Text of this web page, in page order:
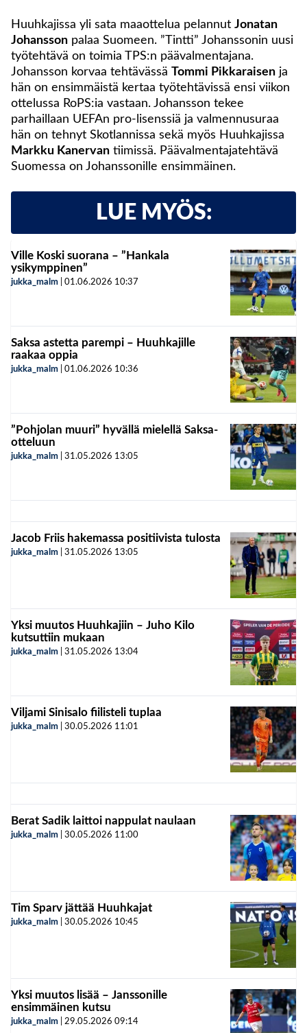
Huuhkajissa yli sata maaottelua pelannut Jonatan
Johansson palaa Suomeen. ”Tintti” Johanssonin uusi
työtehtävä on toimia TPS:n päävalmentajana.
Johansson korvaa tehtävässä
Tommi Pikkaraisen ja
hän on ensimmäistä kertaa työtehtävissä ensi viikon
ottelussa RoPS:ia vastaan. Johansson tekee
parhaillaan UEFAn pro-lisenssiä ja valmennusuraa
hän on tehnyt Skotlannissa sekä myös Huuhkajissa
Markku Kanervan tiimissä. Päävalmentajatehtävä
Suomessa on Johanssonille ensimmäinen.
LUE MYÖS:
Ville Koski suorana – ”Hankala
ysikymppinen”
jukka_malm 01.06.2026 10:37
Saksa astetta parempi – Huuhkajille
raakaa oppia
jukka_malm 01.06.2026 10:36
”Pohjolan muuri” hyvällä mielellä Saksa-
otteluun
jukka_malm 31.05.2026 13:05
Jacob Friis hakemassa positiivista tulosta
jukka_malm 31.05.2026 13:05
Yksi muutos Huuhkajiin – Juho Kilo
kutsuttiin mukaan
jukka_malm 31.05.2026 13:04
Viljami Sinisalo fiilisteli tuplaa
jukka_malm 30.05.2026 11:01
Berat Sadik laittoi nappulat naulaan
jukka_malm 30.05.2026 11:00
Tim Sparv jättää Huuhkajat
jukka_malm 30.05.2026 10:45
Yksi muutos lisää – Janssonille
ensimmäinen kutsu
jukka_malm 29.05.2026 09:14